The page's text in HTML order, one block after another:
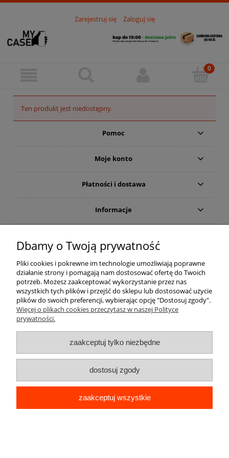
Zarejestruj się Zaloguj się
Ten produkt jest niedostępny.
Pomoc
Moje konto
Płatności i dostawa
Informacje
Sklep internetowy Shoper Premium
Dbamy o Twoją prywatność
Pliki cookies i pokrewne im technologie umożliwiają poprawne
działanie strony i pomagają nam dostosować ofertę do Twoich
potrzeb. Możesz zaakceptować wykorzystanie przez nas
wszystkich tych plików i przejść do sklepu lub dostosować użycie
plików do swoich preferencji, wybierając opcję "Dostosuj zgody".
Więcej o plikach cookies przeczytasz w naszej Polityce
prywatności.
zaakceptuj tylko niezbędne
dostosuj zgody
zaakceptuj wszystkie